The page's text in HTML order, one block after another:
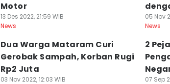
Motor
13 Des 2022, 21:59 WIB
News
05 Nov
News
Dua Warga Mataram Curi
Gerobak Sampah, Korban Rugi
Rp2 Juta
03 Nov 2022, 12:03 WIB
2
07 Sep